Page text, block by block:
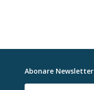
Abonare Newsletter